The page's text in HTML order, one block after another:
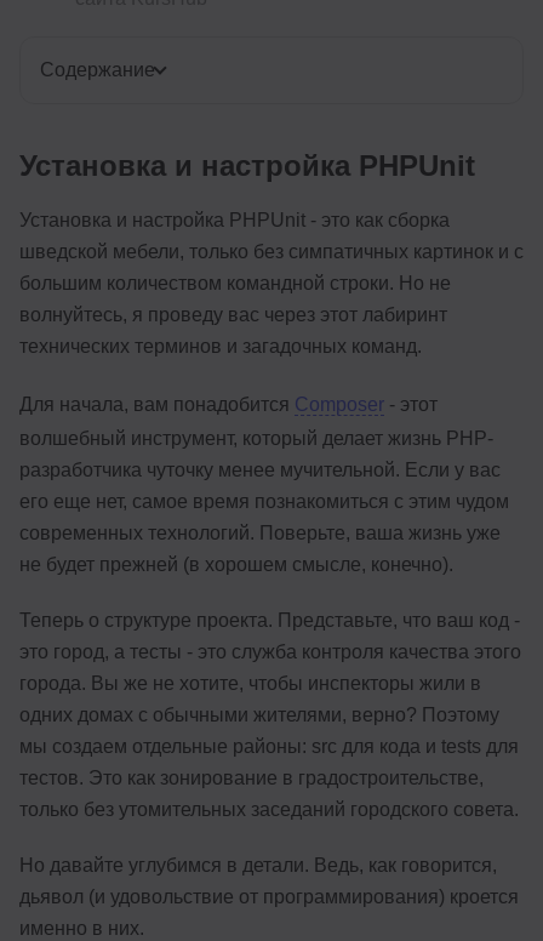
Содержание
Установка и настройка PHPUnit
Установка и настройка PHPUnit - это как сборка
шведской мебели, только без симпатичных картинок и с
большим количеством командной строки. Но не
волнуйтесь, я проведу вас через этот лабиринт
технических терминов и загадочных команд.
Для начала, вам понадобится Composer - этот
волшебный инструмент, который делает жизнь PHP-
разработчика чуточку менее мучительной. Если у вас
его еще нет, самое время познакомиться с этим чудом
современных технологий. Поверьте, ваша жизнь уже
не будет прежней (в хорошем смысле, конечно).
Теперь о структуре проекта. Представьте, что ваш код -
это город, а тесты - это служба контроля качества этого
города. Вы же не хотите, чтобы инспекторы жили в
одних домах с обычными жителями, верно? Поэтому
мы создаем отдельные районы: src для кода и tests для
тестов. Это как зонирование в градостроительстве,
только без утомительных заседаний городского совета.
Но давайте углубимся в детали. Ведь, как говорится,
дьявол (и удовольствие от программирования) кроется
именно в них.